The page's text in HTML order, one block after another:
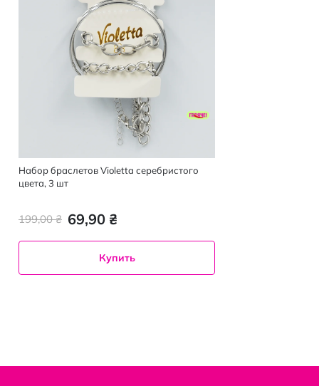
Набор браслетов Violetta серебристого
цвета, 3 шт
69,90 ₴
199,00 ₴
Купить